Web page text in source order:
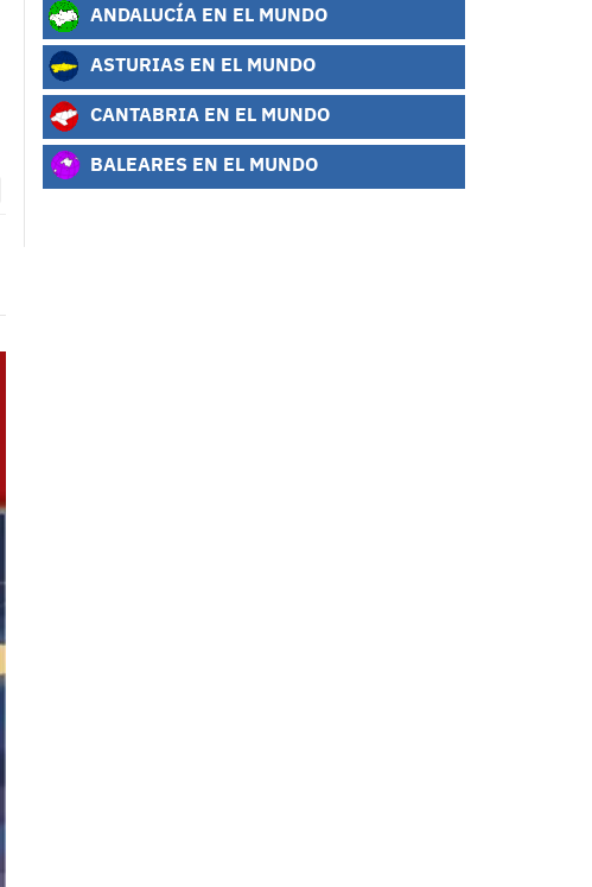
ANDALUCÍA EN EL MUNDO
ASTURIAS EN EL MUNDO
CANTABRIA EN EL MUNDO
BALEARES EN EL MUNDO